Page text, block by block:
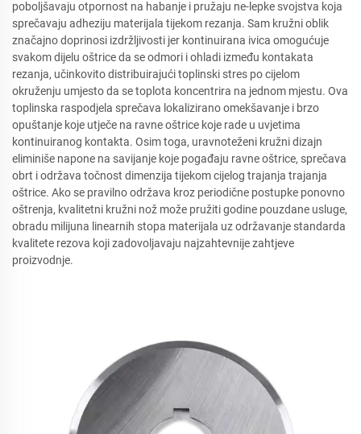
poboljšavaju otpornost na habanje i pružaju ne-lepke svojstva koja
sprečavaju adheziju materijala tijekom rezanja. Sam kružni oblik
značajno doprinosi izdržljivosti jer kontinuirana ivica omogućuje
svakom dijelu oštrice da se odmori i ohladi između kontakata
rezanja, učinkovito distribuirajući toplinski stres po cijelom
okruženju umjesto da se toplota koncentrira na jednom mjestu. Ova
toplinska raspodjela sprečava lokalizirano omekšavanje i brzo
opuštanje koje utječe na ravne oštrice koje rade u uvjetima
kontinuiranog kontakta. Osim toga, uravnoteženi kružni dizajn
eliminiše napone na savijanje koje pogađaju ravne oštrice, sprečava
obrt i održava točnost dimenzija tijekom cijelog trajanja trajanja
oštrice. Ako se pravilno održava kroz periodične postupke ponovno
oštrenja, kvalitetni kružni nož može pružiti godine pouzdane usluge,
obradu milijuna linearnih stopa materijala uz održavanje standarda
kvalitete rezova koji zadovoljavaju najzahtevnije zahtjeve
proizvodnje.